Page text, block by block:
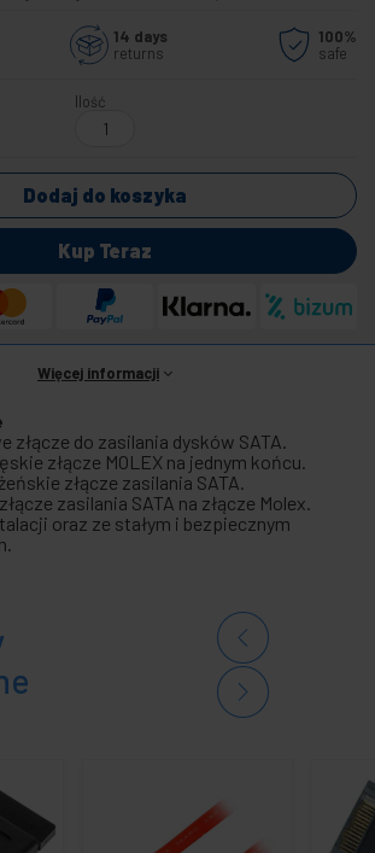
14 days
returns
100%
safe
Ilość
Dodaj do koszyka
Kup Teraz
Więcej informacji
złącze do zasilania dysków SATA.
złącze MOLEX na jednym końcu.
złącze zasilania SATA.
zasilania SATA na złącze Molex.
oraz ze stałym i bezpiecznym